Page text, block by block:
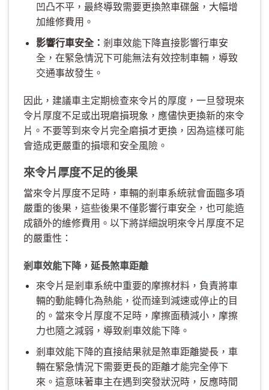
凹凸不平，最終導致需要更換煞車碟盤，大幅增
加維修費用。
影響行車安全： 剎車效能下降直接影響行車安
全，在緊急情況下可能無法有效控制車輛，導致
交通事故發生。
因此，建議車主定期檢查來令片的厚度，一旦發現來
令片厚度不足或出現磨損現象，應儘快更換新的來令
片。不要等到來令片完全磨損才更換，因為這樣可能
會造成更嚴重的損壞和安全風險。
來令片厚度不足的後果
當來令片厚度不足時，車輛的剎車系統就會面臨多項
嚴重的後果，這些後果不僅影響行車安全，也可能造
成額外的維修費用。以下將詳細說明來令片厚度不足
的嚴重性：
剎車效能下降，延長煞車距離
來令片是剎車系統中重要的摩擦材料，負責將車
輛的動能轉化為熱能，從而達到減速或停止的目
的。當來令片厚度不足時，摩擦面積減小，摩擦
力也隨之減弱，導致剎車效能下降。
剎車效能下降的直接結果就是煞車距離變長，車
輛在緊急情況下需要更長的距離才能完全停下
來。這意味著車主在遇到突發狀況時，反應時間